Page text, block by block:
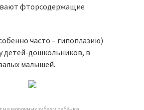
фторсодержащие
часто – гипоплазию)
детей-дошкольников, в
малышей.